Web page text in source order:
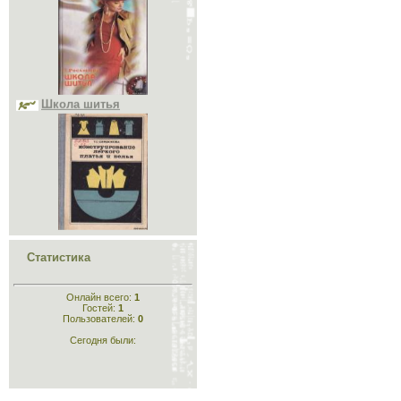
2020 Июль
2020 Сентябрь
2020 Октябрь
2020 Ноябрь
2020 Декабрь
2021 Январь
2021 Февраль
2021 Март
2021 Апрель
2022 Апрель
2022 Октябрь
2022 Ноябрь
2023 Январь
2023 Февраль
2023 Март
2023 Июль
2023 Август
2023 Декабрь
Школа шитья
Конструирование лёгкого
платья и белья
Статистика
Онлайн всего: 1
Гостей: 1
Пользователей: 0
Сегодня были: